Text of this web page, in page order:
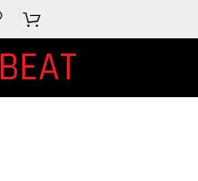
BEAT